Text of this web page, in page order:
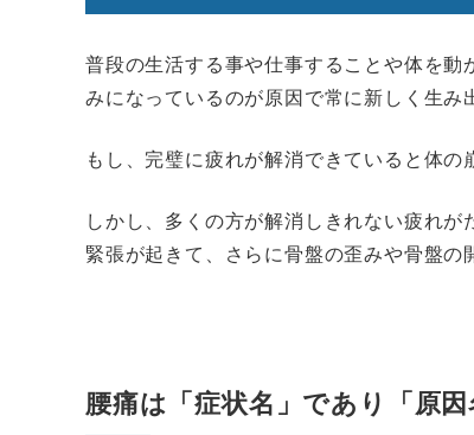
普段の生活する事や仕事することや体を
みになっているのが原因で常に新しく生み
もし、完璧に疲れが解消できていると体の
しかし、多くの方が解消しきれない疲れ
緊張が起きて、さらに骨盤の歪みや骨盤の
腰痛は「症状名」であり「原